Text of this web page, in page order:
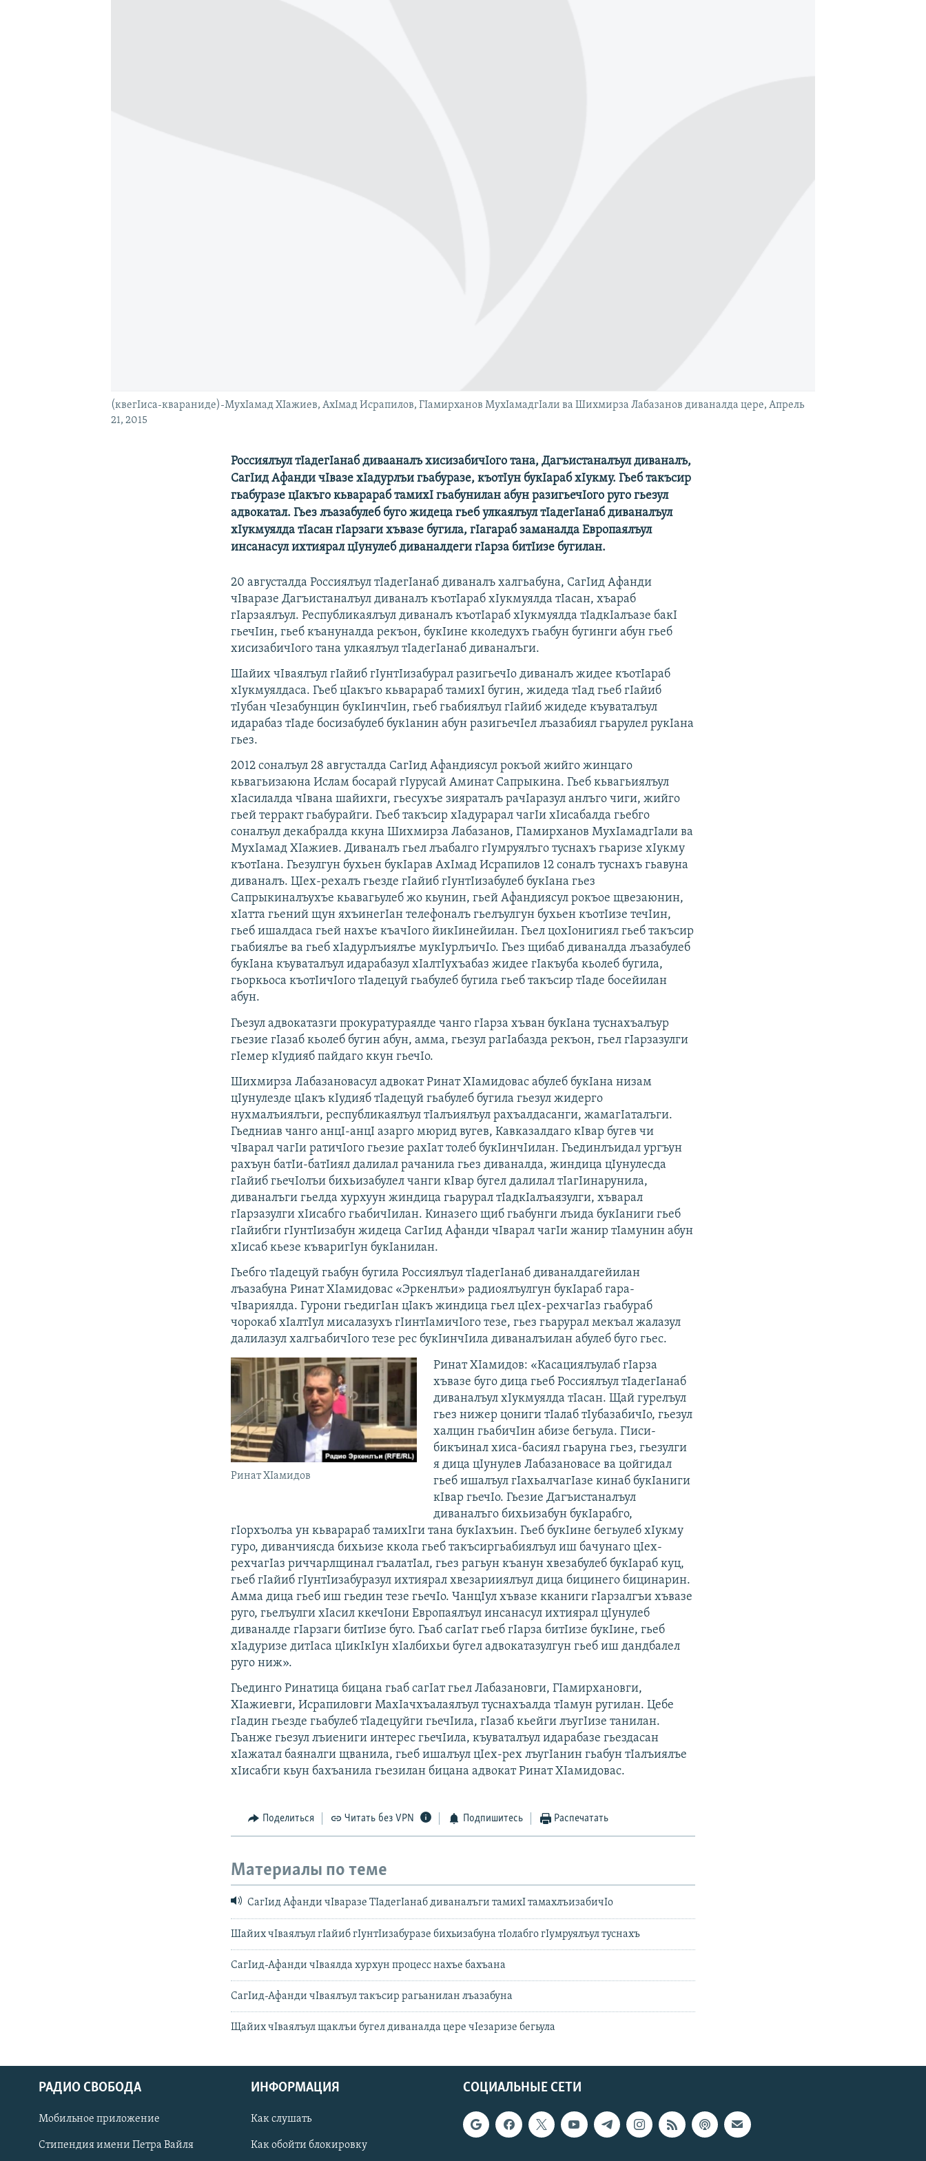
СОЦИАЛЬНЫЕ СЕТИ
(квегIиса-квараниде)-МухIамад ХIажиев, АхIмад Исрапилов, ГIамирханов МухIамадгIали ва Шихмирза Лабазанов диваналда цере, Апрель
21, 2015
Россиялъул тIадегIанаб дивааналъ хисизабичIого тана, Дагъистаналъул диваналъ,
СагIид Афанди чIвазе хIадурлъи гьабуразе, къотIун букIараб хIукму. Гьеб такъсир
гьабуразе цIакъго кьварараб тамихI гьабунилан абун разигьечIого руго гьезул
адвокатал. Гьез лъазабулеб буго жидеца гьеб улкаялъул тIадегIанаб диваналъул
хIукмуялда тIасан гIарзаги хъвазе бугила, гIагараб заманалда Европаялъул
инсанасул ихтиярал цIунулеб диваналдеги гIарза битIизе бугилан.
20 августалда Россиялъул тIадегIанаб диваналъ халгьабуна, СагIид Афанди
чIваразе Дагъистаналъул диваналъ къотIараб хIукмуялда тIасан, хъараб
гIарзаялъул. Республикаялъул диваналъ къотIараб хIукмуялда тIадкIалъазе бакI
гьечIин, гьеб къануналда рекъон, букIине кколедухъ гьабун бугинги абун гьеб
хисизабичIого тана улкаялъул тIадегIанаб диваналъги.
Шайих чIваялъул гIайиб гIунтIизабурал разигьечIо диваналъ жидее къотIараб
хIукмуялдаса. Гьеб цIакъго кьварараб тамихI бугин, жидеда тIад гьеб гIайиб
тIубан чIезабунцин букIинчIин, гьеб гьабиялъул гIайиб жидеде къуваталъул
идарабаз тIаде босизабулеб бук1анин абун разигьечIел лъазабиял гьарулел рукIана
гьез.
2012 соналъул 28 августалда СагIид Афандиясул рокъой жийго жинцаго
кьвагьизаюна Ислам босарай гIурусай Аминат Сапрыкина. Гьеб кьвагьиялъул
хIасилалда чIвана шайихги, гьесухъе зияраталъ рачIаразул анлъго чиги, жийго
гьей терракт гьабурайги. Гьеб такъсир хIадурарал чагIи хIисабалда гьебго
соналъул декабралда ккуна Шихмирза Лабазанов, ГIамирханов МухIамадгIали ва
МухIамад ХIажиев. Диваналъ гьел лъабалго гIумруялъго туснахъ гьаризе хIукму
къотIана. Гьезулгун бухьен букIарав АхIмад Исрапилов 12 соналъ туснахъ гьавуна
диваналъ. ЦIех-рехалъ гьезде гIайиб гIунтIизабулеб букIана гьез
Сапрыкиналъухъе кьавагьулеб жо кьунин, гьей Афандиясул рокъое щвезаюнин,
хIатта гьений щун яхъинегIан телефоналъ гьелъулгун бухьен къотIизе течIин,
гьеб ишалдаса гьей нахъе къачIого йикIинейилан. Гьел цохIонигиял гьеб такъсир
гьабиялъе ва гьеб хIадурлъиялъе мукIурлъичIо. Гьез щибаб диваналда лъазабулеб
букIана къуваталъул идарабазул хIалтIухъабаз жидее гIакъуба кьолеб бугила,
гьоркьоса къотIичIого тIадецуй гьабулеб бугила гьеб такъсир тIаде босейилан
абун.
Гьезул адвокатазги прокуратураялде чанго гIарза хъван букIана туснахъалъур
гьезие гIазаб кьолеб бугин абун, амма, гьезул рагIабазда рекъон, гьел гIарзазулги
гIемер кIудияб пайдаго ккун гьечIо.
Шихмирза Лабазановасул адвокат Ринат ХIамидовас абулеб букIана низам
цIунулезде цIакъ кIудияб тIадецуй гьабулеб бугила гьезул жидерго
нухмалъиялъги, республикаялъул тIалъиялъул рахъалдасанги, жамагIаталъги.
Гьедниав чанго анцI-анцI азарго мюрид вугев, Кавказалдаго кIвар бугев чи
чIварал чагIи ратичIого гьезие рахIат толеб букIинчIилан. Гьединлъидал ургъун
рахъун батIи-батIиял далилал рачанила гьез диваналда, жиндица цIунулесда
гIайиб гьечIолъи бихьизабулел чанги кIвар бугел далилал тIагIинарунила,
диваналъги гьелда хурхуун жиндица гьарурал тIадкIалъаязулги, хъварал
гIарзазулги хIисабго гьабичIилан. Киназего щиб гьабунги лъида букIаниги гьеб
гIайибги гIунтIизабун жидеца СагIид Афанди чIварал чагIи жанир тIамунин абун
хIисаб кьезе къваригIун букIанилан.
Гьебго тIадецуй гьабун бугила Россиялъул тIадегIанаб диваналдагейилан
лъазабуна Ринат ХIамидовас «Эркенлъи» радиоялъулгун букIараб гара-
чIвариялда. Гурони гьедигIан цIакъ жиндица гьел цIех-рехчагIаз гьабураб
чорокаб хIалтIул мисалазухъ гIинтIамичIого тезе, гьез гьарурал мекъал жалазул
далилазул халгьабичIого тезе рес букIинчIила диваналъилан абулеб буго гьес.
Ринат ХIамидов
​Ринат ХIамидов: «Касациялъулаб гIарза
хъвазе буго дица гьеб Россиялъул тIадегIанаб
диваналъул хIукмуялда тIасан. Щай гурелъул
гьез нижер цониги тIалаб тIубазабичIо, гьезул
халцин гьабичIин абизе бегьула. ГIиси-
бикъинал хиса-басиял гьаруна гьез, гьезулги
я дица цIунулев Лабазановасе ва цойгидал
гьеб ишалъул гIахьалчагIазе кинаб букIаниги
кIвар гьечIо. Гьезие Дагъистаналъул
диваналъго бихьизабун букIарабго,
гIорхъолъа ун кьварараб тамихIги тана букIахъин. Гьеб букIине бегьулеб хIукму
гуро, диванчиясда бихьизе ккола гьеб такъсиргьабиялъул иш бачунаго цIех-
рехчагIаз риччарлщинал гъалатIал, гьез рагьун къанун хвезабулеб букIараб куц,
гьеб гIайиб гIунтIизабуразул ихтиярал хвезарииялъул дица бицинего бицинарин.
Амма дица гьеб иш гьедин тезе гьечIо. ЧанцIул хъвазе кканиги гIарзалгъи хъвазе
руго, гьелъулги хIасил ккечIони Европаялъул инсанасул ихтиярал цIунулеб
диваналде гIарзаги битIизе буго. Гьаб сагIат гьеб гIарза битIизе букIине, гьеб
хIадуризе дитIаса цIикIкIун хIалбихьи бугел адвокатазулгун гьеб иш дандбалел
руго ниж».
Гьединго Ринатица бицана гьаб сагIат гьел Лабазановги, ГIамирхановги,
ХIажиевги, Исрапиловги МахIачхъалаялъул туснахъалда тIамун ругилан. Цебе
гIадин гьезде гьабулеб тIадецуйги гьечIила, гIазаб кьейги лъугIизе танилан.
Гьанже гьезул лъиениги интерес гьечIила, къуваталъул идарабазе гьездасан
хIажатал баяналги щванила, гьеб ишалъул цIех-рех лъугIанин гьабун тIалъиялъе
хIисабги кьун бахъанила гьезилан бицана адвокат Ринат ХIамидовас.
Поделиться Читать без VPN Подпишитесь Распечатать
Материалы по теме
СагIид Афанди чIваразе ТIадегIанаб диваналъги тамихI тамахлъизабичIо
Шайих чIваялъул гIайиб гIунтIизабуразе бихьизабуна тIолабго гIумруялъул туснахъ
СагIид-Афанди чIваялда хурхун процесс нахъе бахъана
СагIид-Афанди чIваялъул такъсир рагьанилан лъазабуна
Щайих чIваялъул щаклъи бугел диваналда цере чIезаризе бегьула
СОЦИАЛЬНЫЕ СЕТИ
РАДИО СВОБОДА
Мобильное приложение
Стипендия имени Петра Вайля
ИНФОРМАЦИЯ
Как слушать
Как обойти блокировку